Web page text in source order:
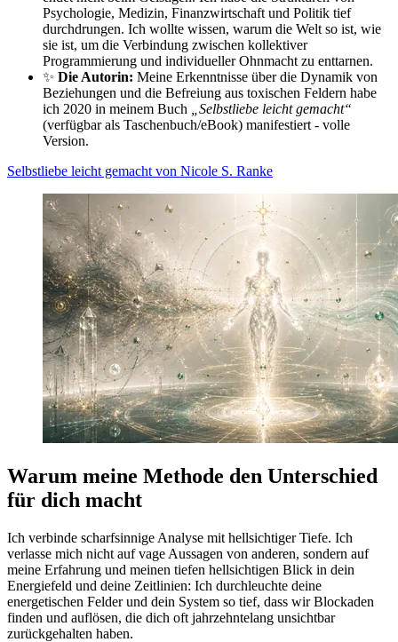
Psychologie, Medizin, Finanzwirtschaft und Politik tief
durchdrungen. Ich wollte wissen, warum die Welt so ist, wie
sie ist, um die Verbindung zwischen kollektiver
Programmierung und individueller Ohnmacht zu enttarnen.
✨ Die Autorin: Meine Erkenntnisse über die Dynamik von
Beziehungen und die Befreiung aus toxischen Feldern habe
ich 2020 in meinem Buch
„Selbstliebe leicht gemacht“
(verfügbar als Taschenbuch/eBook) manifestiert - volle
Version.
Selbstliebe leicht gemacht von Nicole S. Ranke
Warum meine Methode den Unterschied
für dich macht
Ich verbinde scharfsinnige Analyse mit hellsichtiger Tiefe. Ich
verlasse mich nicht auf vage Aussagen von anderen, sondern auf
meine Erfahrung und meinen tiefen hellsichtigen Blick in dein
Energiefeld und deine Zeitlinien: Ich durchleuchte deine
energetischen Felder und dein System so tief, dass wir Blockaden
finden und auflösen, die dich oft jahrzehntelang unsichtbar
zurückgehalten haben.